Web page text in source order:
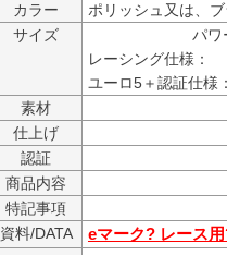
カラー
ポリッシュ又は、ブ
サイズ
レーシング仕様：
素材
仕上げ
認証
商品内容
特記事項
資料/DATA
eマーク? レース